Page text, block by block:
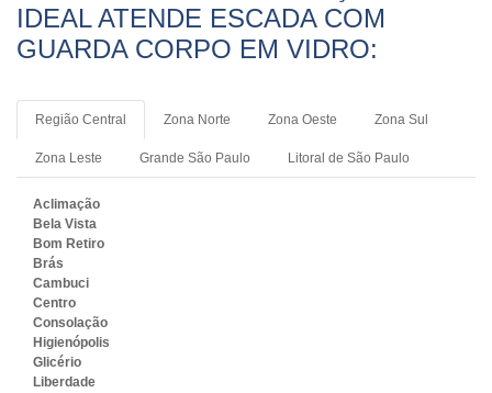
IDEAL ATENDE ESCADA COM
GUARDA CORPO EM VIDRO:
Região Central Zona Norte Zona Oeste Zona Sul
Zona Leste Grande São Paulo Litoral de São Paulo
Aclimação
Bela Vista
Bom Retiro
Brás
Cambuci
Centro
Consolação
Higienópolis
Glicério
Liberdade